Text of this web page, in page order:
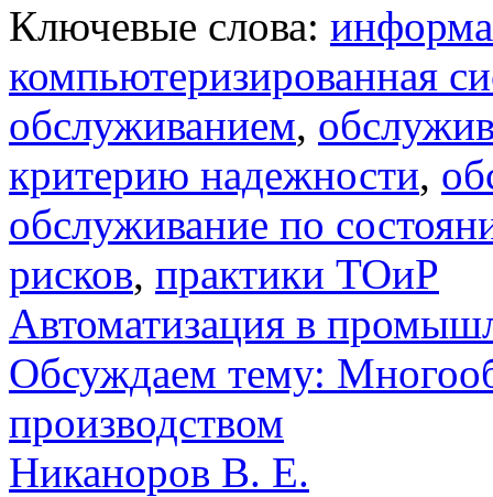
Ключевые слова:
компьютеризированная
обслуживанием,
критерию надежности,
обслуживание по
рисков, практики ТОиР
Автоматизация в
Обсуждаем тему:
производством
Никаноров В. Е.